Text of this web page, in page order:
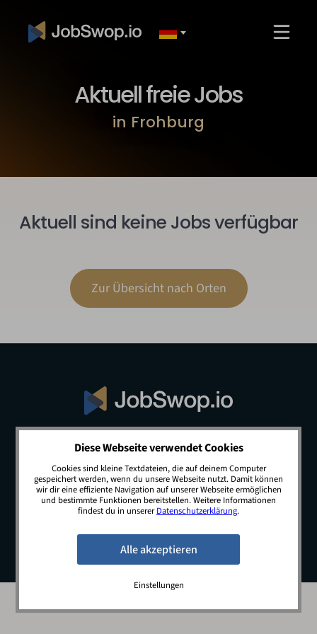
Aktuell freie Jobs
in Frohburg
Aktuell sind keine Jobs verfügbar
Zur Übersicht nach Orten
© 2026 JobSwop.io · All rights reserved.
Blog Jobs Newsletter
Kontakt
Preise
Impressum Datenschutz
Diese Webseite verwendet Cookies
Cookies sind kleine Textdateien, die auf deinem Computer
gespeichert werden, wenn du unsere Webseite nutzt. Damit können
wir dir eine effiziente Navigation auf unserer Webseite ermöglichen
und bestimmte Funktionen bereitstellen. Weitere Informationen
findest du in unsererDatenschutzerklärung.
Einstellungen